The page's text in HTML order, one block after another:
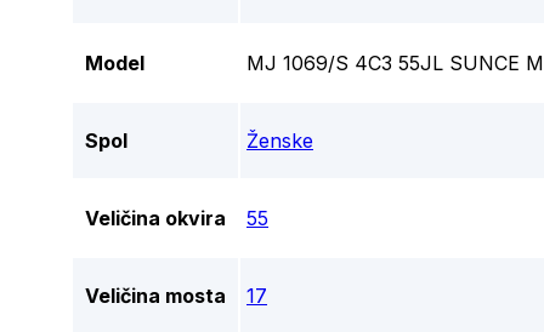
Model MJ 1069/S 4C3 55JL SUNCE
Spol Ženske
Veličina okvira 55
Veličina mosta 17